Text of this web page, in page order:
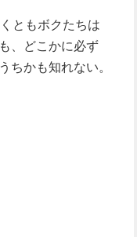
ともボクたちは
、どこかに必ず
かも知れない。